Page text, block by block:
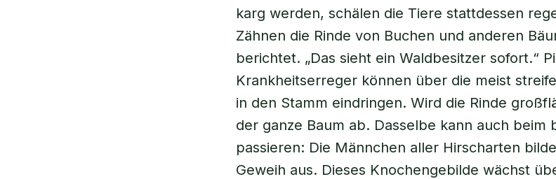
karg werden, schälen die Tiere stattdessen
Zähnen die Rinde von Buchen und anderen
berichtet. „Das sieht ein Waldbesitzer sofort.“
Krankheitserreger können über die meist
in den Stamm eindringen. Wird die Rinde
der ganze Baum ab. Dasselbe kann auch beim
passieren: Die Männchen aller Hirscharten
Geweih aus. Dieses Knochengebilde wächst